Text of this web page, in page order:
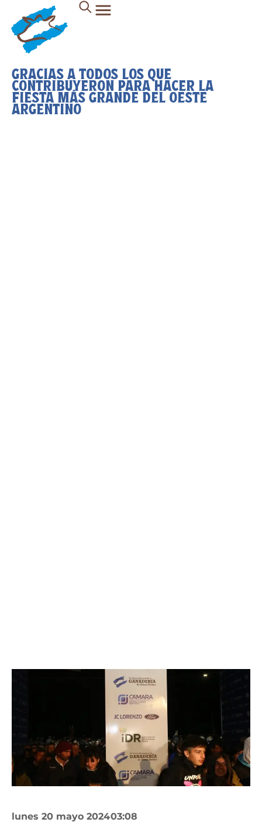
GRACIAS A TODOS LOS QUE
CONTRIBUYERON PARA HACER LA
FIESTA MÁS GRANDE DEL OESTE
ARGENTINO
lunes 20 mayo 202403:08